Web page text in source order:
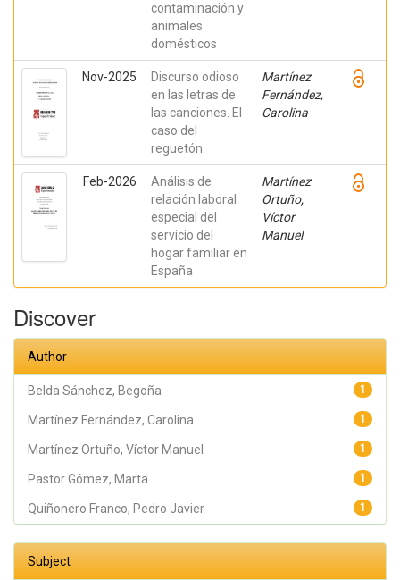
contaminación y
animales
domésticos
Nov-2025
Discurso odioso
en las letras de
las canciones. El
caso del
reguetón.
Martínez
Fernández,
Carolina
Feb-2026
Análisis de
relación laboral
especial del
servicio del
hogar familiar en
España
Martínez
Ortuño,
Víctor
Manuel
Discover
Author
1
Belda Sánchez, Begoña
1
Martínez Fernández, Carolina
1
Martínez Ortuño, Víctor Manuel
1
Pastor Gómez, Marta
1
Quiñonero Franco, Pedro Javier
Subject